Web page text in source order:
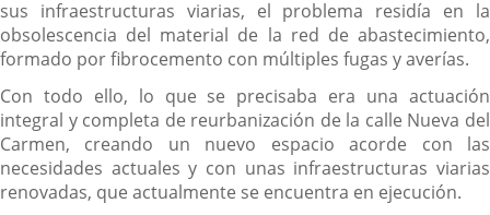
sus infraestructuras viarias, el problema residía en la
obsolescencia del material de la red de abastecimiento,
formado por fibrocemento con múltiples fugas y averías.
Con todo ello, lo que se precisaba era una actuación
integral y completa de reurbanización de la calle Nueva del
Carmen, creando un nuevo espacio acorde con las
necesidades actuales y con unas infraestructuras viarias
renovadas, que actualmente se encuentra en ejecución.